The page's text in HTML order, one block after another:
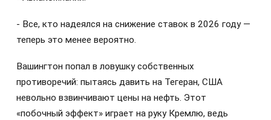
- Все, кто надеялся на снижение ставок в 2026 году —
теперь это менее вероятно.
Вашингтон попал в ловушку собственных
противоречий: пытаясь давить на Тегеран, США
невольно взвинчивают цены на нефть. Этот
«побочный эффект» играет на руку Кремлю, ведь